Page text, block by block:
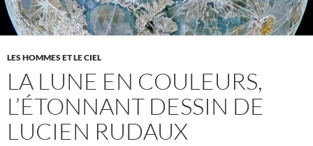
LES HOMMES ET LE CIEL
LA LUNE EN COULEURS,
L’ÉTONNANT DESSIN DE
LUCIEN RUDAUX